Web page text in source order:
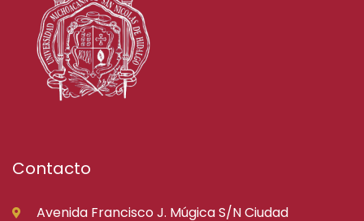
Contacto
Avenida Francisco J. Múgica S/N Ciudad